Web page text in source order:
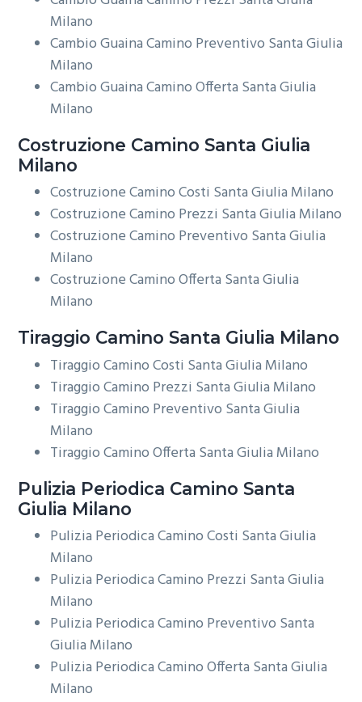
Milano
Cambio Guaina Camino Preventivo Santa Giulia
Milano
Cambio Guaina Camino Offerta Santa Giulia
Milano
Costruzione Camino Santa Giulia
Milano
Costruzione Camino Costi Santa Giulia Milano
Costruzione Camino Prezzi Santa Giulia Milano
Costruzione Camino Preventivo Santa Giulia
Milano
Costruzione Camino Offerta Santa Giulia
Milano
Tiraggio Camino Santa Giulia Milano
Tiraggio Camino Costi Santa Giulia Milano
Tiraggio Camino Prezzi Santa Giulia Milano
Tiraggio Camino Preventivo Santa Giulia
Milano
Tiraggio Camino Offerta Santa Giulia Milano
Pulizia Periodica Camino Santa
Giulia Milano
Pulizia Periodica Camino Costi Santa Giulia
Milano
Pulizia Periodica Camino Prezzi Santa Giulia
Milano
Pulizia Periodica Camino Preventivo Santa
Giulia Milano
Pulizia Periodica Camino Offerta Santa Giulia
Milano